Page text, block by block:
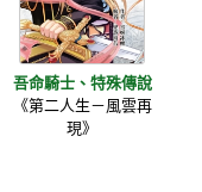
吾命騎士、特殊傳說
《第二人生－風雲再
現》